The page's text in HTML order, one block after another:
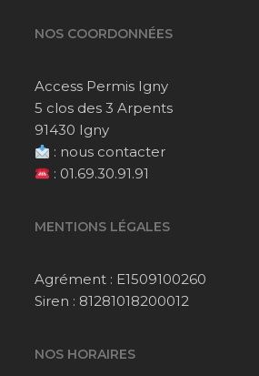
NOS COORDONNÉES
Access Permis Igny
5 clos des 3 Arpents
91430 Igny
: nous contacter
: 01.69.30.91.91
MENTIONS LÉGALES
Agrément : E1509100260
Siren : 81281018200012
NOS HORAIRES